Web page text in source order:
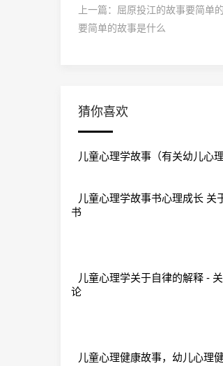
上一篇： 屈原投江的故事要简单
要简单的故事是什么
猜你喜欢
儿童心理学故事（有关幼儿心
儿童心理学故事书心理成长 关
书
儿童心理学关于自律的解释 -
论
儿童心理健康故事，幼儿心理